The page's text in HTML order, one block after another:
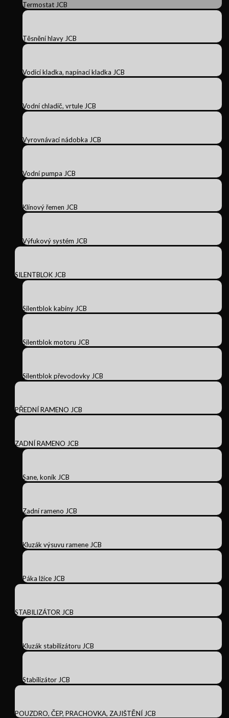
Termostat JCB
Těsnění hlavy JCB
Vodicí kladka, napínací kladka JCB
Vodní chladič, vrtule JCB
Vyrovnávací nádobka JCB
Vodní pumpa JCB
Klínový řemen JCB
Výfukový systém JCB
SILENTBLOK JCB
Silentblok kabíny JCB
Silentblok motoru JCB
Silentblok převodovky JCB
PŘEDNÍ RAMENO JCB
ZADNÍ RAMENO JCB
Sane, koník JCB
Zadní rameno JCB
Kluzák výsuvu ramene JCB
Páka lžíce JCB
STABILIZÁTOR JCB
Kluzák stabilizátoru JCB
Stabilizátor JCB
POUZDRO, ČEP, PRACHOVKA, ZAJIŠTĚNÍ JCB